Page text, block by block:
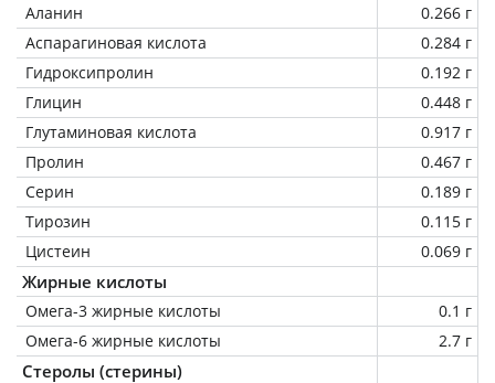
Аланин
0.266 г
Аспарагиновая кислота
0.284 г
Гидроксипролин
0.192 г
Глицин
0.448 г
Глутаминовая кислота
0.917 г
Пролин
0.467 г
Серин
0.189 г
Тирозин
0.115 г
Цистеин
0.069 г
Жирные кислоты
Омега-3 жирные кислоты
0.1 г
Омега-6 жирные кислоты
2.7 г
Стеролы (стерины)